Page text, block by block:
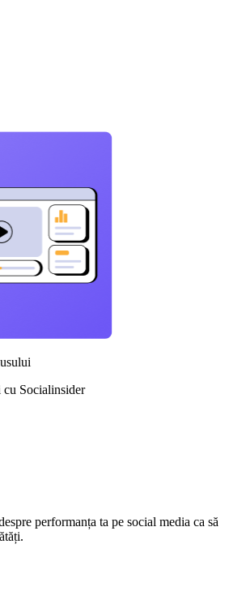
Socialinsider
performanța ta pe social media ca să